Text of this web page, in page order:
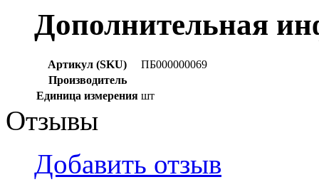
Дополнительная
Артикул (SKU)
ПБ000000069
Производитель
Единица измерения шт
Отзывы
Добавить отзыв